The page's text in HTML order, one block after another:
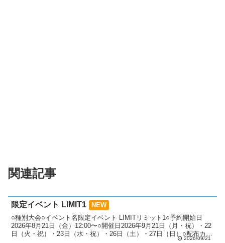
関連記事
限定イベント LIMIT1
NEW
○種別大会○イベント名限定イベント LIMITリミット1○予約開始日
2026年8月21日（金）12:00〜○開催日2026年9月21日（月・祝）・22
日（火・祝）・23日（水・祝）・26日（土）・27日（日）○配布カー
2026/09/21